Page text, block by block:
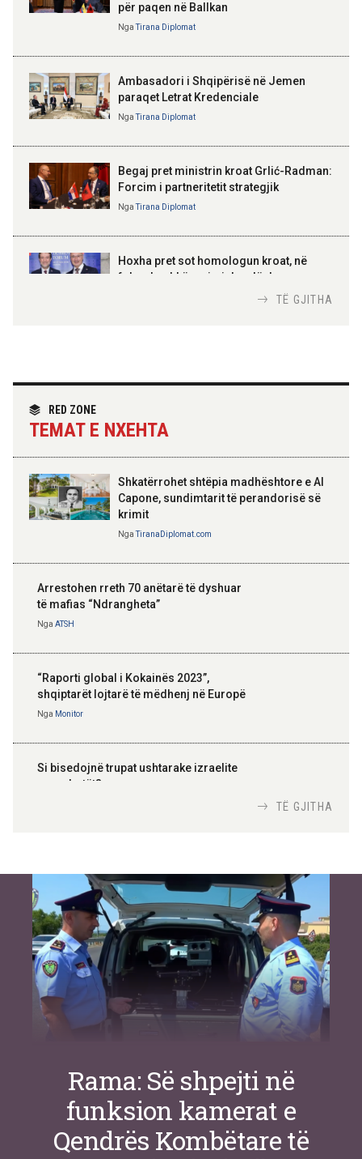
09:19 08-08-2026
Peizazhe magjike nga lumi Vjosa
Kosovë!
100-vjetori i themelimit të
Urdhrit të Skënderbeut
për paqen në Ballkan
Nga Tirana Diplomat
Ambasadori i Shqipërisë në Jemen
paraqet Letrat Kredenciale
Nga Tirana Diplomat
Begaj pret ministrin kroat Grlić-Radman:
Forcim i partneritetit strategjik
Nga Tirana Diplomat
Hoxha pret sot homologun kroat, në
fokus bashkëpunimi dypalësh
partneritetit strategjik
TË GJITHA
RED ZONE
TEMAT E NXEHTA
Shkatërrohet shtëpia madhështore e Al
Capone, sundimtarit të perandorisë së
krimit
Nga TiranaDiplomat.com
Arrestohen rreth 70 anëtarë të dyshuar
të mafias “Ndrangheta”
Nga ATSH
“Raporti global i Kokainës 2023”,
shqiptarët lojtarë të mëdhenj në Europë
Nga Monitor
Si bisedojnë trupat ushtarake izraelite
me robotët?
inteligjente izraelite
Nga Or Shalom
TË GJITHA
Rama: Së shpejti në
funksion kamerat e
Qendrës Kombëtare të